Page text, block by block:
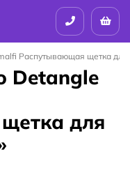
Распутывающая щетка
Detangle
для